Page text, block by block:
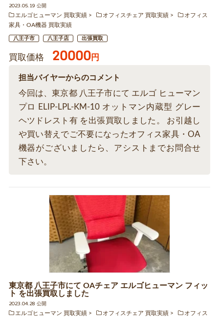
2023.05.19 公開
エルゴヒューマン 買取実績
オフィスチェア 買取実績
オフィス
家具・OA機器 買取実績
八王子市 八王子店 出張買取
買取価格 20000円
担当バイヤーからのコメント
今回は、東京都 八王子市にて エルゴ ヒューマン
プロ ELIP-LPL-KM-10 オットマン内蔵型 グレー
ヘツドレスト有 を出張買取しました。 お引越し
や買い替えでご不要になったオフィス家具・OA
機器がございましたら、アシストまでお問合せ
下さい。
東京都 八王子市にて OAチェア エルゴヒューマン フィッ
ト を出張買取しました
2023.04.28 公開
エルゴヒューマン 買取実績
オフィスチェア 買取実績
オフィス